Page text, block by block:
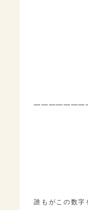
誰もがこの数字